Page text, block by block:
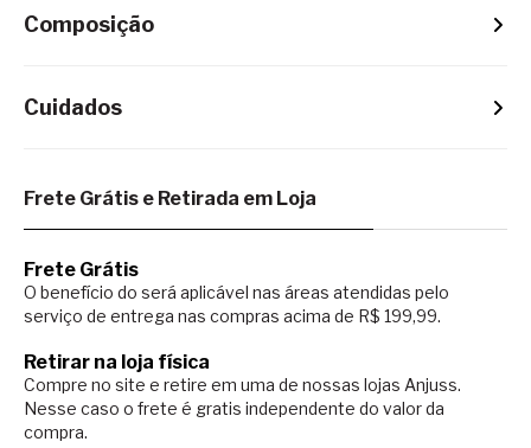
Composição
Cuidados
Frete Grátis e Retirada em Loja
Frete Grátis
O benefício do será aplicável nas áreas atendidas pelo
serviço de entrega nas compras acima de R$ 199,99.
Retirar na loja física
Compre no site e retire em uma de nossas lojas Anjuss.
Nesse caso o frete é gratis independente do valor da
compra.